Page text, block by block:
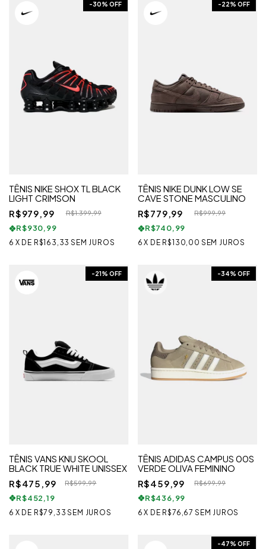
-30% OFF
TÊNIS NIKE SHOX TL BLACK
LIGHT CRIMSON
R$979,99
R$1.399,99
R$930,99
6 X DE R$163,33 SEM JUROS
-22% OFF
TÊNIS NIKE DUNK LOW SE
CAVE STONE MASCULINO
R$779,99
R$999,99
R$740,99
6 X DE R$130,00 SEM JUROS
-21 % OFF
TÊNIS VANS KNU SKOOL
BLACK TRUE WHITE UNISSEX
R$475,99
R$599,99
R$452,19
6 X DE R$79,33 SEM JUROS
-34% OFF
TÊNIS ADIDAS CAMPUS 00S
VERDE OLIVA FEMININO
R$459,99
R$699,99
R$436,99
6 X DE R$76,67 SEM JUROS
-47% OFF